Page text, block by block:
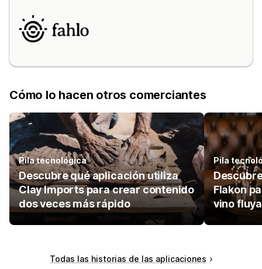
Cómo lo hacen otros comerciantes
Pila tecnológica
Descubre qué aplicación utiliza
Clay Imports para crear contenido
dos veces más rápido
Pila
Flakon
vino
Todas las historias de las aplicaciones